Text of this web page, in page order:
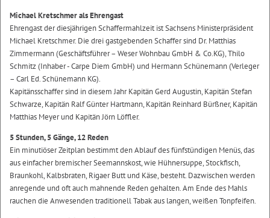
Michael Kretschmer als Ehrengast
Ehrengast der diesjährigen Schaffermahlzeit ist Sachsens Ministerpräsident
Michael Kretschmer. Die drei gastgebenden Schaffer sind Dr. Matthias
Zimmermann (Geschäftsführer – Weser Wohnbau GmbH & Co.KG), Thilo
Schmitz (Inhaber - Carpe Diem GmbH) und Hermann Schünemann (Verleger
– Carl Ed. Schünemann KG).
Kapitänsschaffer sind in diesem Jahr Kapitän Gerd Augustin, Kapitän Stefan
Schwarze, Kapitän Ralf Günter Hartmann, Kapitän Reinhard Bürßner, Kapitän
Matthias Meyer und Kapitän Jörn Löffler.
5 Stunden, 5 Gänge, 12 Reden
Ein minutiöser Zeitplan bestimmt den Ablauf des fünfstündigen Menüs, das
aus einfacher bremischer Seemannskost, wie Hühnersuppe, Stockfisch,
Braunkohl, Kalbsbraten, Rigaer Butt und Käse, besteht. Dazwischen werden
anregende und oft auch mahnende Reden gehalten. Am Ende des Mahls
rauchen die Anwesenden traditionell Tabak aus langen, weißen Tonpfeifen.